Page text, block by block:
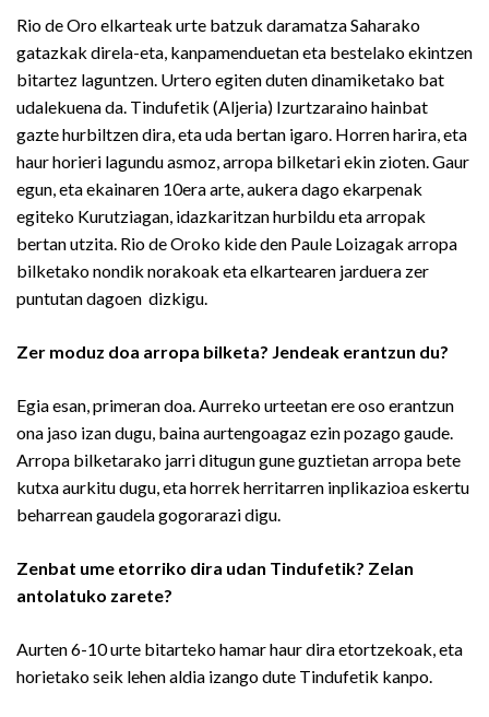
Rio de Oro elkarteak urte batzuk daramatza Saharako
gatazkak direla-eta, kanpamenduetan eta bestelako ekintzen
bitartez laguntzen. Urtero egiten duten dinamiketako bat
udalekuena da. Tindufetik (Aljeria) Izurtzaraino hainbat
gazte hurbiltzen dira, eta uda bertan igaro. Horren harira, eta
haur horieri lagundu asmoz, arropa bilketari ekin zioten. Gaur
egun, eta ekainaren 10era arte, aukera dago ekarpenak
egiteko Kurutziagan, idazkaritzan hurbildu eta arropak
bertan utzita. Rio de Oroko kide den Paule Loizagak arropa
bilketako nondik norakoak eta elkartearen jarduera zer
puntutan dagoen dizkigu.
Zer moduz doa arropa bilketa? Jendeak erantzun du?
Egia esan, primeran doa. Aurreko urteetan ere oso erantzun
ona jaso izan dugu, baina aurtengoagaz ezin pozago gaude.
Arropa bilketarako jarri ditugun gune guztietan arropa bete
kutxa aurkitu dugu, eta horrek herritarren inplikazioa eskertu
beharrean gaudela gogorarazi digu.
Zenbat ume etorriko dira udan Tindufetik? Zelan
antolatuko zarete?
Aurten 6-10 urte bitarteko hamar haur dira etortzekoak, eta
horietako seik lehen aldia izango dute Tindufetik kanpo.